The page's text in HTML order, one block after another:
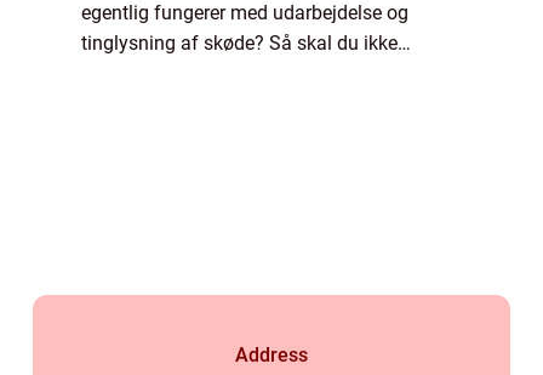
egentlig fungerer med udarbejdelse og
tinglysning af skøde? Så skal du ikke
Address